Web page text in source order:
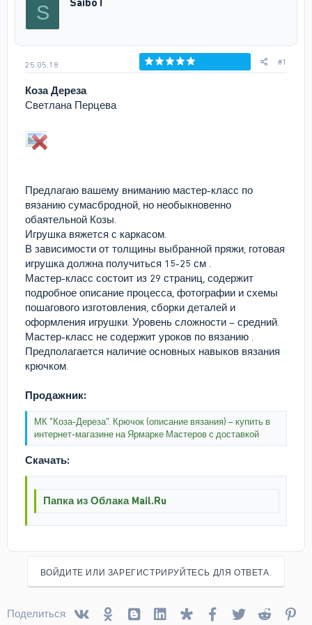
ы
л
S SaiboT
25.05.18
Голосов: 0
#1
Коза Дереза
Светлана Перцева
Предлагаю вашему вниманию мастер-класс по
вязанию сумасбродной, но необыкновенно
обаятельной Козы.
Игрушка вяжется с каркасом.
В зависимости от толщины выбранной пряжи, готовая
игрушка должна получиться 15-25 см .
Мастер-класс состоит из 29 страниц, содержит
подробное описание процесса, фотографии и схемы
пошагового изготовления, сборки деталей и
оформления игрушки. Уровень сложности – средний.
Мастер-класс не содержит уроков по вязанию .
Предполагается наличие основных навыков вязания
крючком.
Продажник:
МК "Коза-Дереза". Крючок (описание вязания) – купить в
интернет-магазине на Ярмарке Мастеров с доставкой
Скачать:
Папка из Облака Mail.Ru
ВОЙДИТЕ ИЛИ ЗАРЕГИСТРИРУЙТЕСЬ ДЛЯ ОТВЕТА.
Поделиться: VkontakteOdnoklassniki
Blogger Linked InDiasporaFacebook
TwitterReddit